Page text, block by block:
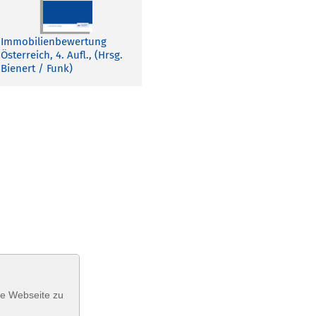
Immobilienbewertung
Österreich, 4. Aufl., (Hrsg.
Bienert / Funk)
Webseite zu